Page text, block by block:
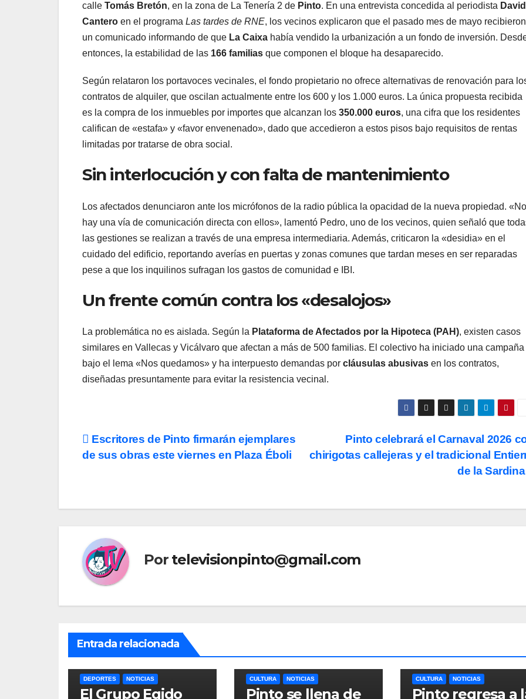
calle Tomás Bretón, en la zona de La Tenería 2 de Pinto. En una entrevista concedida al periodista David
Cantero en el programa Las tardes de RNE, los vecinos explicaron que el pasado mes de mayo recibieron
un comunicado informando de que La Caixa había vendido la urbanización a un fondo de inversión.
entonces, la estabilidad de las 166 familias que componen el bloque ha desaparecido.
Según relataron los portavoces vecinales, el fondo propietario no ofrece alternativas de renovación para
contratos de alquiler, que oscilan actualmente entre los 600 y los 1.000 euros. La única propuesta recibida
es la compra de los inmuebles por importes que alcanzan los 350.000 euros, una cifra que los residentes
califican de «estafa» y «favor envenenado», dado que accedieron a estos pisos bajo requisitos de rentas
limitadas por tratarse de obra social.
Sin interlocución y con falta de mantenimiento
Los afectados denunciaron ante los micrófonos de la radio pública la opacidad de la nueva propiedad. «No
hay una vía de comunicación directa con ellos», lamentó Pedro, uno de los vecinos, quien señaló que
las gestiones se realizan a través de una empresa intermediaria. Además, criticaron la «desidia» en el
cuidado del edificio, reportando averías en puertas y zonas comunes que tardan meses en ser reparadas
pese a que los inquilinos sufragan los gastos de comunidad e IBI.
Un frente común contra los «desalojos»
La problemática no es aislada. Según la Plataforma de Afectados por la Hipoteca (PAH), existen casos
similares en Vallecas y Vicálvaro que afectan a más de 500 familias. El colectivo ha iniciado una campaña
bajo el lema «Nos quedamos» y ha interpuesto demandas por cláusulas abusivas en los contratos,
diseñadas presuntamente para evitar la resistencia vecinal.
Navegación
Pinto celebrará el Carnaval 2026
chirigotas callejeras y el tradicional
de la Sardina
Escritores de Pinto firmarán ejemplares
de sus obras este viernes en Plaza Éboli
Por televisionpinto@gmail.com
Entrada relacionada
DEPORTES NOTICIAS
El Grupo Egido
CULTURA NOTICIAS
Pinto se llena de
CULTURA NOTICIAS
Pinto regresa a